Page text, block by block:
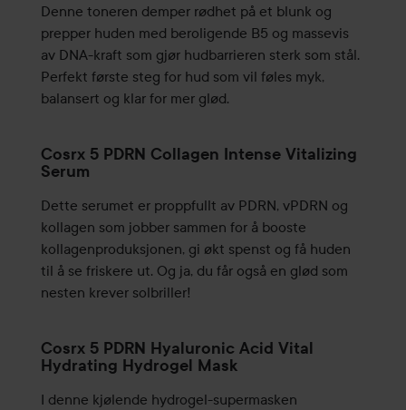
Denne toneren demper rødhet på et blunk og
prepper huden med beroligende B5 og massevis
av DNA-kraft som gjør hudbarrieren sterk som stål.
Perfekt første steg for hud som vil føles myk,
balansert og klar for mer glød.
Cosrx 5 PDRN Collagen Intense Vitalizing
Serum
Dette serumet er proppfullt av PDRN, vPDRN og
kollagen som jobber sammen for å booste
kollagenproduksjonen, gi økt spenst og få huden
til å se friskere ut. Og ja, du får også en glød som
nesten krever solbriller!
Cosrx 5 PDRN Hyaluronic Acid Vital
Hydrating Hydrogel Mask
I denne kjølende hydrogel-supermasken